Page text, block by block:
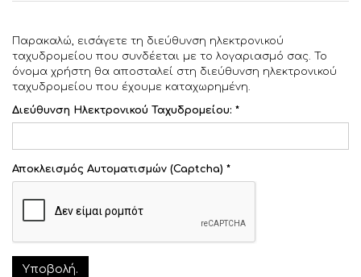
Παρακαλώ, εισάγετε τη διεύθυνση ηλεκτρονικού
ταχυδρομείου που συνδέεται με το λογαριασμό σας. Το
όνομα χρήστη θα αποσταλεί στη διεύθυνση ηλεκτρονικού
ταχυδρομείου που έχουμε καταχωρημένη.
Διεύθυνση Ηλεκτρονικού Ταχυδρομείου: *
Αποκλεισμός Αυτοματισμών (Captcha) *
Υποβολή.